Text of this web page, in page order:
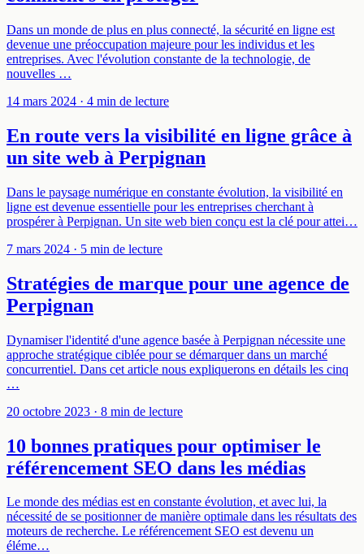
Dans un monde de plus en plus connecté, la sécurité en ligne est
devenue une préoccupation majeure pour les individus et les
entreprises. Avec l'évolution constante de la technologie, de
nouvelles …
14 mars 2024 · 4 min de lecture
En route vers la visibilité en ligne grâce à
un site web à Perpignan
Dans le paysage numérique en constante évolution, la visibilité en
ligne est devenue essentielle pour les entreprises cherchant à
prospérer à Perpignan. Un site web bien conçu est la clé pour attei…
7 mars 2024 · 5 min de lecture
Stratégies de marque pour une agence de
Perpignan
Dynamiser l'identité d'une agence basée à Perpignan nécessite une
approche stratégique ciblée pour se démarquer dans un marché
concurrentiel. Dans cet article nous expliquerons en détails les cinq
…
20 octobre 2023 · 8 min de lecture
10 bonnes pratiques pour optimiser le
référencement SEO dans les médias
Le monde des médias est en constante évolution, et avec lui, la
nécessité de se positionner de manière optimale dans les résultats des
moteurs de recherche. Le référencement SEO est devenu un
éléme…